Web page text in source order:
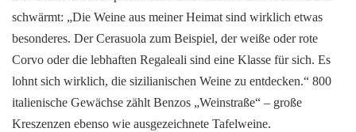
schwärmt: „Die Weine aus meiner Heimat sind wirklich etwas
besonderes. Der Cerasuola zum Beispiel, der weiße oder rote
Corvo oder die lebhaften Regaleali sind eine Klasse für sich. Es
lohnt sich wirklich, die sizilianischen Weine zu entdecken.“ 800
italienische Gewächse zählt Benzos „Weinstraße“ – große
Kreszenzen ebenso wie ausgezeichnete Tafelweine.